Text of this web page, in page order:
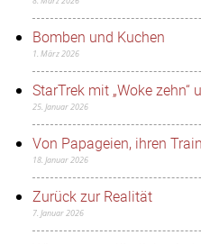
Bomben und Kuchen
1. März 2026
StarTrek mit „Woke
25. Januar 2026
Von Papageien, ihren
18. Januar 2026
Zurück zur Realität
7. Januar 2026